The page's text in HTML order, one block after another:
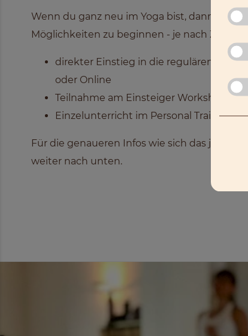
Wenn du ganz neu im Yoga bist, dann hast
Möglichkeiten zu beginnen - je nach Zeit
direkter Einstieg in die regulären,
oder Online
Teilnahme am Einsteiger Workshop
Einzelunterricht im Personal Training
Für die genaueren Infos wie sich das jeweils
weiter nach unten.